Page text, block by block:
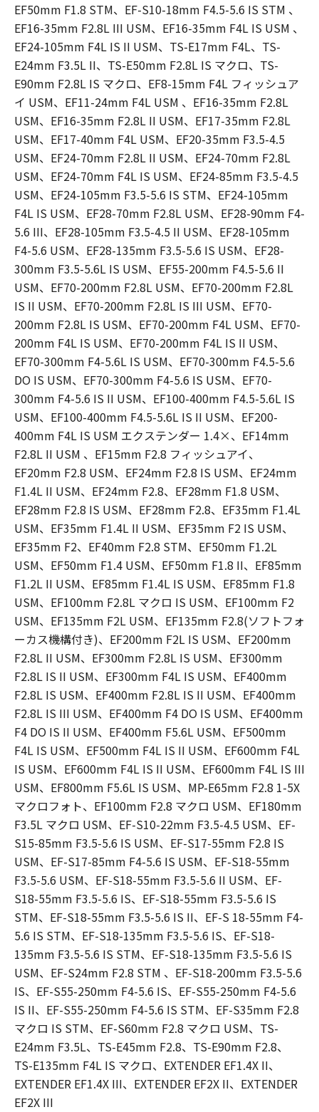
EF50mm F1.8 STM、EF-S10-18mm F4.5-5.6 IS STM 、
EF16-35mm F2.8L III USM、EF16-35mm F4L IS USM 、
EF24-105mm F4L IS II USM、TS-E17mm F4L、TS-
E24mm F3.5L II、TS-E50mm F2.8L IS マクロ、TS-
E90mm F2.8L IS マクロ、EF8-15mm F4L フィッシュア
イ USM、EF11-24mm F4L USM 、EF16-35mm F2.8L
USM、EF16-35mm F2.8L II USM、EF17-35mm F2.8L
USM、EF17-40mm F4L USM、EF20-35mm F3.5-4.5
USM、EF24-70mm F2.8L II USM、EF24-70mm F2.8L
USM、EF24-70mm F4L IS USM、EF24-85mm F3.5-4.5
USM、EF24-105mm F3.5-5.6 IS STM、EF24-105mm
F4L IS USM、EF28-70mm F2.8L USM、EF28-90mm F4-
5.6 III、EF28-105mm F3.5-4.5 II USM、EF28-105mm
F4-5.6 USM、EF28-135mm F3.5-5.6 IS USM、EF28-
300mm F3.5-5.6L IS USM、EF55-200mm F4.5-5.6 II
USM、EF70-200mm F2.8L USM、EF70-200mm F2.8L
IS II USM、EF70-200mm F2.8L IS III USM、EF70-
200mm F2.8L IS USM、EF70-200mm F4L USM、EF70-
200mm F4L IS USM、EF70-200mm F4L IS II USM、
EF70-300mm F4-5.6L IS USM、EF70-300mm F4.5-5.6
DO IS USM、EF70-300mm F4-5.6 IS USM、EF70-
300mm F4-5.6 IS II USM、EF100-400mm F4.5-5.6L IS
USM、EF100-400mm F4.5-5.6L IS II USM、EF200-
400mm F4L IS USM エクステンダー 1.4×、EF14mm
F2.8L II USM 、EF15mm F2.8 フィッシュアイ、
EF20mm F2.8 USM、EF24mm F2.8 IS USM、EF24mm
F1.4L II USM、EF24mm F2.8、EF28mm F1.8 USM、
EF28mm F2.8 IS USM、EF28mm F2.8、EF35mm F1.4L
USM、EF35mm F1.4L II USM、EF35mm F2 IS USM、
EF35mm F2、EF40mm F2.8 STM、EF50mm F1.2L
USM、EF50mm F1.4 USM、EF50mm F1.8 II、EF85mm
F1.2L II USM、EF85mm F1.4L IS USM、EF85mm F1.8
USM、EF100mm F2.8L マクロ IS USM、EF100mm F2
USM、EF135mm F2L USM、EF135mm F2.8(ソフトフォ
ーカス機構付き)、EF200mm F2L IS USM、EF200mm
F2.8L II USM、EF300mm F2.8L IS USM、EF300mm
F2.8L IS II USM、EF300mm F4L IS USM、EF400mm
F2.8L IS USM、EF400mm F2.8L IS II USM、EF400mm
F2.8L IS III USM、EF400mm F4 DO IS USM、EF400mm
F4 DO IS II USM、EF400mm F5.6L USM、EF500mm
F4L IS USM、EF500mm F4L IS II USM、EF600mm F4L
IS USM、EF600mm F4L IS II USM、EF600mm F4L IS III
USM、EF800mm F5.6L IS USM、MP-E65mm F2.8 1-5X
マクロフォト、EF100mm F2.8 マクロ USM、EF180mm
F3.5L マクロ USM、EF-S10-22mm F3.5-4.5 USM、EF-
S15-85mm F3.5-5.6 IS USM、EF-S17-55mm F2.8 IS
USM、EF-S17-85mm F4-5.6 IS USM、EF-S18-55mm
F3.5-5.6 USM、EF-S18-55mm F3.5-5.6 II USM、EF-
S18-55mm F3.5-5.6 IS、EF-S18-55mm F3.5-5.6 IS
STM、EF-S18-55mm F3.5-5.6 IS II、EF-S 18-55mm F4-
5.6 IS STM、EF-S18-135mm F3.5-5.6 IS、EF-S18-
135mm F3.5-5.6 IS STM、EF-S18-135mm F3.5-5.6 IS
USM、EF-S24mm F2.8 STM 、EF-S18-200mm F3.5-5.6
IS、EF-S55-250mm F4-5.6 IS、EF-S55-250mm F4-5.6
IS II、EF-S55-250mm F4-5.6 IS STM、EF-S35mm F2.8
マクロ IS STM、EF-S60mm F2.8 マクロ USM、TS-
E24mm F3.5L、TS-E45mm F2.8、TS-E90mm F2.8、
TS-E135mm F4L IS マクロ、EXTENDER EF1.4X II、
EXTENDER EF1.4X III、EXTENDER EF2X II、EXTENDER
EF2X III